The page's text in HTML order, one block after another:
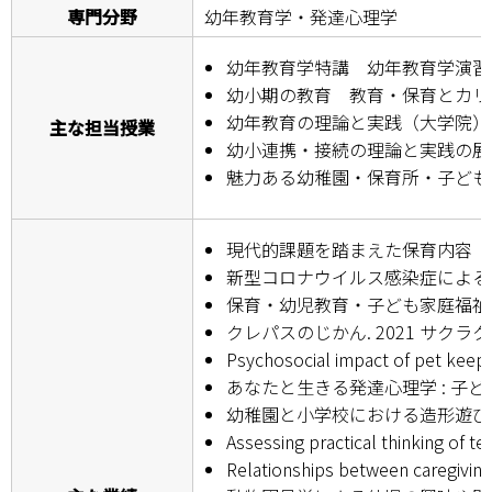
学部・大学院
教育・学生生活
奈良国立大学機構
ESD・SDGsセンター
専門分野 幼年教育学・発達心理学
主な担当授業
幼年教育学特講 幼年教育学演
幼小期の教育 教育・保育とカ
幼年教育の理論と実践（大学院）
幼小連携・接続の理論と実践の
魅力ある幼稚園・保育所・子ど
現代的課題を踏まえた保育内容
新型コロナウイルス感染症によ
保育・幼児教育・子ども家庭福
クレパスのじかん. 2021 サクラ
Psychosocial impact of pet
あなたと生きる発達心理学 : 子
幼稚園と小学校における造形遊
Assessing practical thinking of
Relationships between